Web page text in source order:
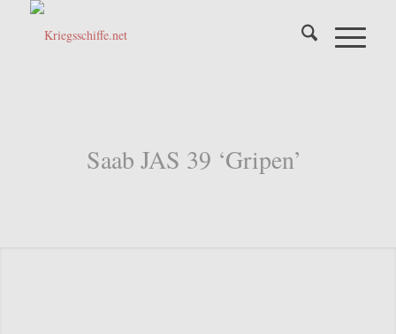
Saab JAS 39 ‘Gripen’